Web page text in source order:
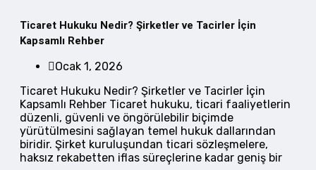
Ticaret Hukuku Nedir? Şirketler ve Tacirler İçin
Kapsamlı Rehber
Ocak 1, 2026
Ticaret Hukuku Nedir? Şirketler ve Tacirler İçin
Kapsamlı Rehber Ticaret hukuku, ticari faaliyetlerin
düzenli, güvenli ve öngörülebilir biçimde
yürütülmesini sağlayan temel hukuk dallarından
biridir. Şirket kuruluşundan ticari sözleşmelere,
haksız rekabetten iflas süreçlerine kadar geniş bir